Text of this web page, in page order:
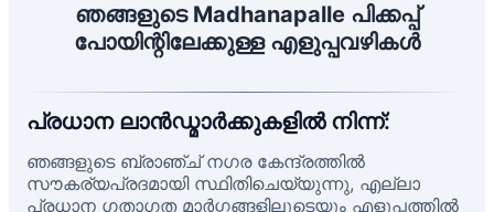
ഞങ്ങളുടെ Madhanapalle പിക്കപ്പ്
പോയിന്റിലേക്കുള്ള എളുപ്പവഴികൾ
പ്രധാന ലാൻഡ്മാർക്കുകളിൽ നിന്ന്:
ഞങ്ങളുടെ ബ്രാഞ്ച് നഗര കേന്ദ്രത്തിൽ
സൗകര്യപ്രദമായി സ്ഥിതിചെയ്യുന്നു, എല്ലാ
പ്രധാന ഗതാഗത മാർഗ്ഗങ്ങളിലൂടെയും എളുപ്പത്തിൽ